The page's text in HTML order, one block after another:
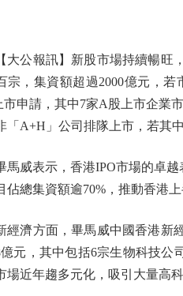
報訊】新股市場持續暢旺，
宗，集資額超過2000億元，
市申請，其中7家A股上市企業
「A+H」公司排隊上市，若其
表示，香港IPO市場的卓越
佔總集資額逾70%，推動香港
方面，畢馬威中國香港新經
億元，其中包括6宗生物科技公
場近年趨多元化，吸引大量高